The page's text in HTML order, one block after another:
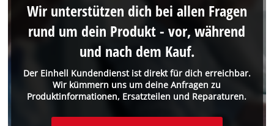
Der Einhell Kundendienst ist direkt für dich erreichbar.
Wir kümmern uns um deine Anfragen zu
Produktinformationen, Ersatzteilen und Reparaturen.
Wir unterstützen dich bei allen Fragen
rund um dein Produkt - vor, während
und nach dem Kauf.